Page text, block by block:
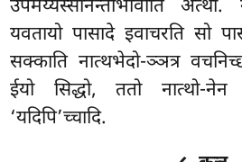
उपमेय्यस्सानन्तोभावाति
यवतायो पासादेइवाचरति सो
सक्काति नात्थभेदो-ञ्ञत्र
ईयो सिद्धो, ततो नात्थो-नेन
‘यदिपि’च्चादि.